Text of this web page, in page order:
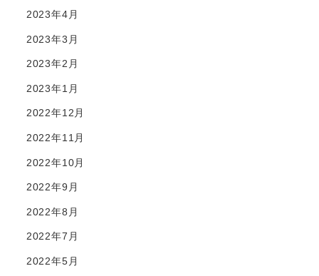
2023年4月
2023年3月
2023年2月
2023年1月
2022年12月
2022年11月
2022年10月
2022年9月
2022年8月
2022年7月
2022年5月